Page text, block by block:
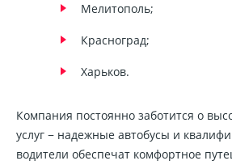
Мелитополь;
Красноград;
Харьков.
Компания постоянно заботится о
услуг − надежные автобусы и
водители обеспечат комфортное